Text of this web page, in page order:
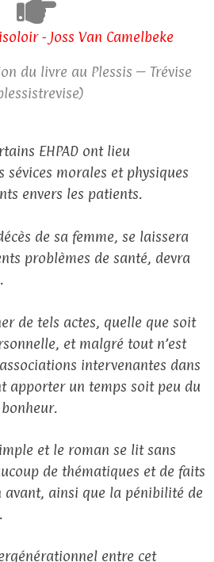
- Joss Van Camelbeke
du livre au Plessis – Trévise
EHPAD ont lieu
sévices morales et physiques
envers les patients.
de sa femme, se laissera
problèmes de santé, devra
de tels actes, quelle que soit
et malgré tout n’est
intervenantes dans
apporter un temps soit peu du
et le roman se lit sans
de thématiques et de faits
avant, ainsi que la pénibilité de
entre cet